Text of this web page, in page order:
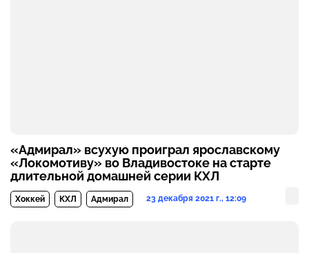
«Адмирал» всухую проиграл ярославскому
«Локомотиву» во Владивостоке на старте
длительной домашней серии КХЛ
Хоккей КХЛ Адмирал 23 декабря 2021 г., 12:09